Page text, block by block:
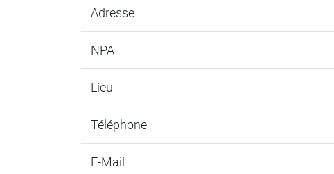
Adresse
NPA
Lieu
Téléphone
E-Mail